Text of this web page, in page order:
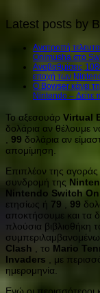
Latest posts by
Ανατροπή
Onimusha στο
Αναβαθμίσεις
εποχή των
Ο Bowser κάνει
Nintendo – Δείτε
Το αξεσουάρ Virtual
δολάρια αν θέλουμε
99 δολάρια αν
απομίμηση.
Επιπλέον της αγοράς
συνδρομή της
Nintendo Switch
ετησίως ή 79 99
αποκτήσουμε και τα
πλούσια βιβλιοθήκη
Clash , το Mario
Invaders , με
ημερομηνία.
Ενώ οι περισσότεροι